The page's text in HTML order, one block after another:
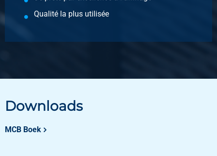
Qualité la plus utilisée
Downloads
MCB Boek